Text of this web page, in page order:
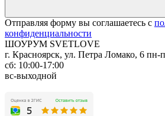
Отправляя форму вы соглашаетесь с
конфиденциальности
ШОУРУМ SVETLOVE
г. Красноярск, ул. Петра Ломако, 6 пн-
сб: 10:00-17:00
вс-выходной